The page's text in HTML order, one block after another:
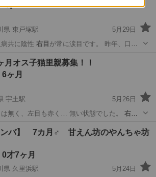
5才
県 東戸塚駅
5月29日
共に陰性 右目 が常に涙目です。 昨年、口を
東戸塚駅 猫 フク
月オス子猫里親募集！！
ヶ月
宇土駅
5月26日
は無く、左目も赤く… 無い状態でした。 右目
右目
ンバ】 7カ月♂ 甘えん坊のやんちゃ坊
0才7ヶ月
県 久里浜駅
5月24日